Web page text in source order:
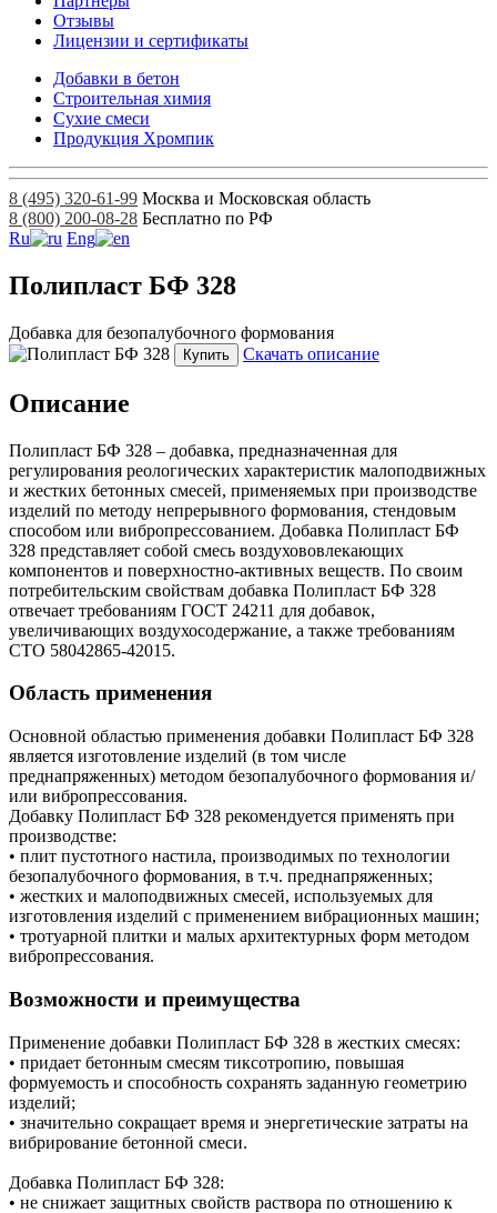
Отзывы
Лицензии и сертификаты
Добавки в бетон
Строительная химия
Сухие смеси
Продукция Хромпик
8 (495) 320-61-99 Москва и Московская область
8 (800) 200-08-28 Бесплатно по РФ
Ru
Eng
Полипласт БФ 328
Добавка для безопалубочного формования
Купить Скачать описание
Описание
Полипласт БФ 328 – добавка, предназначенная для
регулирования реологических характеристик малоподвижных
и жестких бетонных смесей, применяемых при производстве
изделий по методу непрерывного формования, стендовым
способом или вибропрессованием. Добавка Полипласт БФ
328 представляет собой смесь воздухововлекающих
компонентов и поверхностно-активных веществ. По своим
потребительским свойствам добавка Полипласт БФ 328
отвечает требованиям ГОСТ 24211 для добавок,
увеличивающих воздухосодержание, а также требованиям
СТО 58042865-42015.
Область применения
Основной областью применения добавки Полипласт БФ 328
является изготовление изделий (в том числе
преднапряженных) методом безопалубочного формования и/
или вибропрессования.
Добавку Полипласт БФ 328 рекомендуется применять при
производстве:
• плит пустотного настила, производимых по технологии
безопалубочного формования, в т.ч. преднапряженных;
• жестких и малоподвижных смесей, используемых для
изготовления изделий с применением вибрационных машин;
• тротуарной плитки и малых архитектурных форм методом
вибропрессования.
Возможности и преимущества
Применение добавки Полипласт БФ 328 в жестких смесях:
• придает бетонным смесям тиксотропию, повышая
формуемость и способность сохранять заданную геометрию
изделий;
• значительно сокращает время и энергетические затраты на
вибрирование бетонной смеси.
Добавка Полипласт БФ 328:
• не снижает защитных свойств раствора по отношению к